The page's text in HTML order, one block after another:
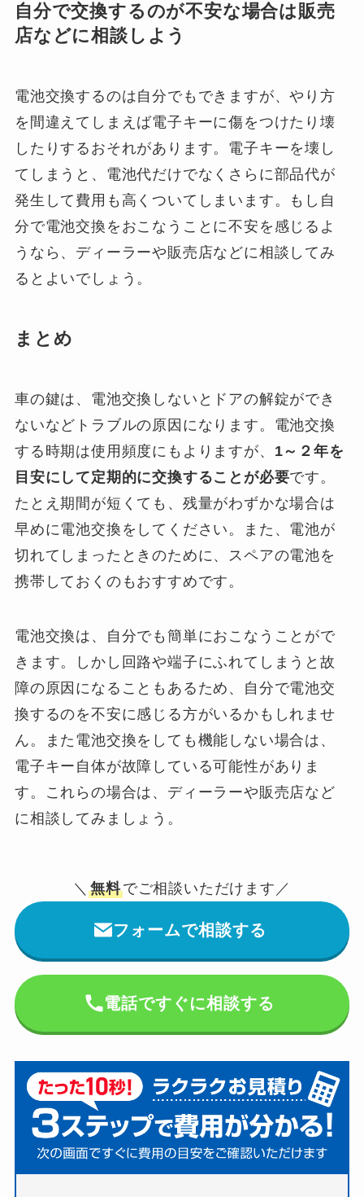
自分で交換するのが不安な場合は販売
店などに相談しよう
電池交換するのは自分でもできますが、やり方
を間違えてしまえば電子キーに傷をつけたり壊
したりするおそれがあります。電子キーを壊し
てしまうと、電池代だけでなくさらに部品代が
発生して費用も高くついてしまいます。もし自
分で電池交換をおこなうことに不安を感じるよ
うなら、ディーラーや販売店などに相談してみ
るとよいでしょう。
まとめ
車の鍵は、電池交換しないとドアの解錠ができ
ないなどトラブルの原因になります。電池交換
する時期は使用頻度にもよりますが、 1～２年を
目安にして定期的に交換することが必要です。
たとえ期間が短くても、残量がわずかな場合は
早めに電池交換をしてください。また、電池が
切れてしまったときのために、スペアの電池を
携帯しておくのもおすすめです。
電池交換は、自分でも簡単におこなうことがで
きます。しかし回路や端子にふれてしまうと故
障の原因になることもあるため、自分で電池交
換するのを不安に感じる方がいるかもしれませ
ん。また電池交換をしても機能しない場合は、
電子キー自体が故障している可能性がありま
す。これらの場合は、ディーラーや販売店など
に相談してみましょう。
＼無料でご相談いただけます／
フォームで相談する
電話ですぐに相談する